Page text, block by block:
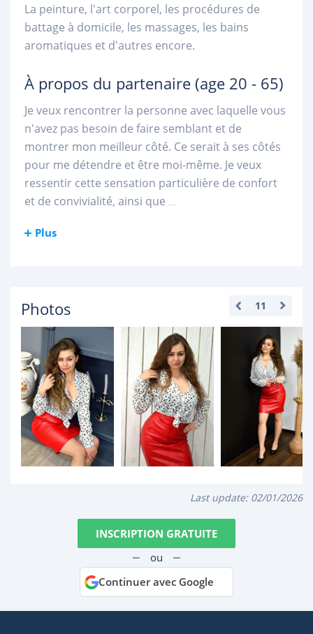
La peinture, l'art corporel, les procédures de
battage à domicile, les massages, les bains
aromatiques et d'autres encore.
À propos du partenaire (age 20 - 65)
Je veux rencontrer la personne avec laquelle vous
n'avez pas besoin de faire semblant et de
montrer mon meilleur côté. Ce serait à ses côtés
pour me détendre et être moi-même. Je veux
ressentir cette sensation particulière de confort
et de convivialité, ainsi que ...
Plus
Photos 11
Last update: 02/01/2026
INSCRIPTION GRATUITE
ou
Continuer avec Google